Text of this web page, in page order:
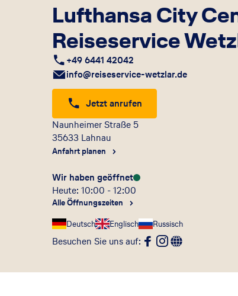
Lufthansa City
Reiseservice
+49 6441 42042
info@reiseservice-wetzlar.de
Jetzt anrufen
Naunheimer Straße 5
35633 Lahnau
Anfahrt planen
Wir haben geöffnet
Heute: 10:00 - 12:00
Alle Öffnungszeiten
Deutsch
Englisch Russisch
Besuchen Sie uns auf: